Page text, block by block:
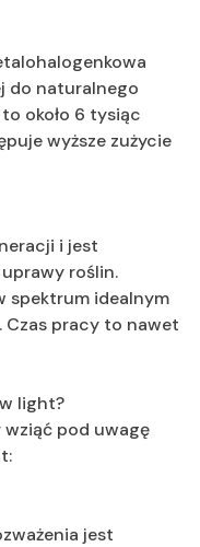
do naturalnego
około 6 tysiąc
wyższe zużycie
i jest
roślin.
spektrum idealnym
Czas pracy to nawet
light?
pod uwagę
jest